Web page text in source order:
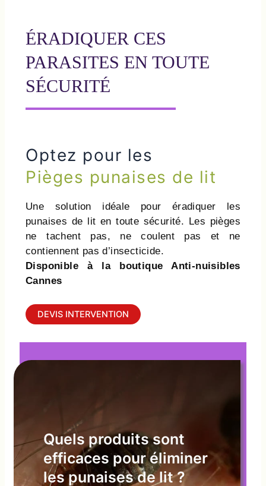
ÉRADIQUER CES
PARASITES EN TOUTE
SÉCURITÉ
Optez pour les
Pièges punaises de lit
Une solution idéale pour éradiquer les
punaises de lit en toute sécurité. Les pièges
ne tachent pas, ne coulent pas et ne
contiennent pas d’insecticide.
Disponible à la boutique Anti-nuisibles
Cannes
DEVIS INTERVENTION
Quels produits sont
efficaces pour éliminer
les punaises de lit ?